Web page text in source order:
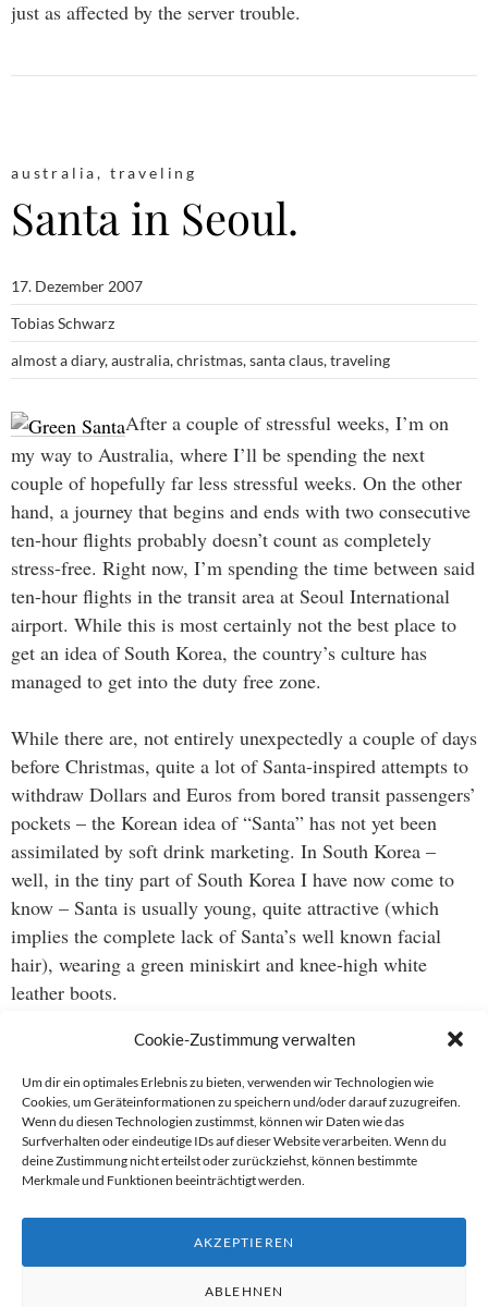
Cookie-Zustimmung verwalten
Um dir ein optimales Erlebnis zu bieten, verwenden wir Technologien wie
Cookies, um Geräteinformationen zu speichern und/oder darauf zuzugreifen.
Wenn du diesen Technologien zustimmst, können wir Daten wie das
Surfverhalten oder eindeutige IDs auf dieser Website verarbeiten. Wenn du
deine Zustimmung nicht erteilst oder zurückziehst, können bestimmte
Merkmale und Funktionen beeinträchtigt werden.
AKZEPTIEREN
ABLEHNEN
just as affected by the server trouble.
australia, traveling
Santa in Seoul.
17. Dezember 2007
Tobias Schwarz
almost a diary,australia,christmas,santa claus,traveling
After a couple of stressful weeks, I’m on
my way to Australia, where I’ll be spending the next
couple of hopefully far less stressful weeks. On the other
hand, a journey that begins and ends with two consecutive
ten-hour flights probably doesn’t count as completely
stress-free. Right now, I’m spending the time between said
ten-hour flights in the transit area at Seoul International
airport. While this is most certainly not the best place to
get an idea of South Korea, the country’s culture has
managed to get into the duty free zone.
While there are, not entirely unexpectedly a couple of days
before Christmas, quite a lot of Santa-inspired attempts to
withdraw Dollars and Euros from bored transit passengers’
pockets – the Korean idea of “Santa” has not yet been
assimilated by soft drink marketing. In South Korea –
well, in the tiny part of South Korea I have now come to
know – Santa is usually young, quite attractive (which
implies the complete lack of Santa’s well known facial
hair), wearing a green miniskirt and knee-high white
leather boots.
I may be mistaken, but my guess is that over here there
will be more 13 year old boys who still believe in Santa
than at the North Pole.
Beitragsnavigation
←